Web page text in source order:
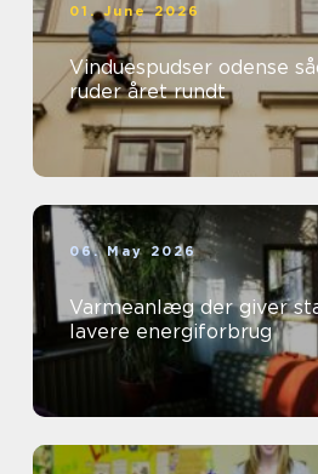
01. June 2026
Vinduespudser odense sådan får du rene
ruder året rundt
06. May 2026
Varmeanlæg der giver
lavere energiforbrug